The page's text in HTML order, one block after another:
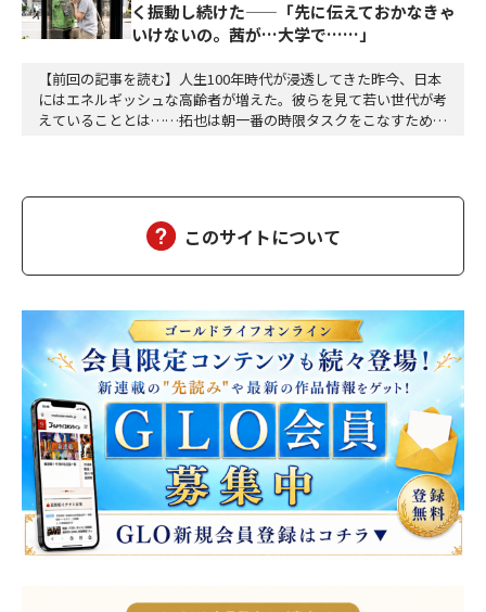
く振動し続けた——「先に伝えておかなきゃ
いけないの。茜が…大学で……」
【前回の記事を読む】人生100年時代が浸透してきた昨今、日本
にはエネルギッシュな高齢者が増えた。彼らを見て若い世代が考
えていることとは……拓也は朝一番の時限タスクをこなすために
と浸かることができる。このままオフィスには誰も現…
このサイトについて